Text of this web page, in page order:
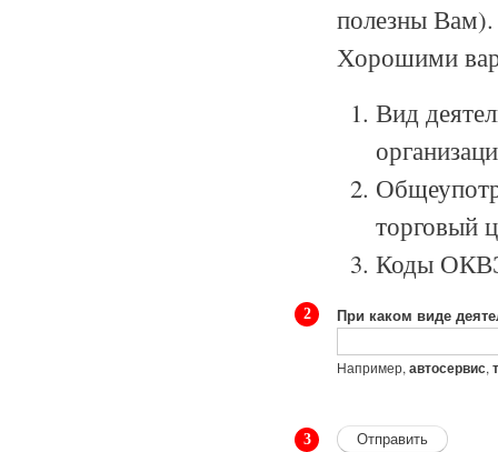
полезны Вам).
Хорошими
Вид
торговый
Коды
2 При каком виде
Например, автосервис,
3